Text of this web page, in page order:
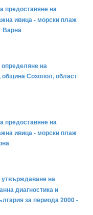
предоставяне на
ивица - морски плаж
Варна
на
Созопол, област
предоставяне на
ивица - морски плаж
на
диагностика и
за периода 2000 -